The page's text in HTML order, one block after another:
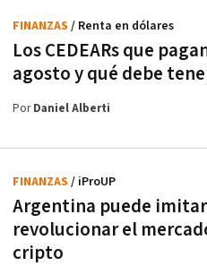
Los CEDEARs que
agosto y qué debe
FINANZAS / Renta en dólares
PorDaniel Alberti
Argentina puede imitar
revolucionar el
cripto
FINANZAS / iProUP